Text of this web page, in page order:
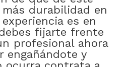
durabilidad en
es en
fijarte frente
profesional ahora
engañándote y